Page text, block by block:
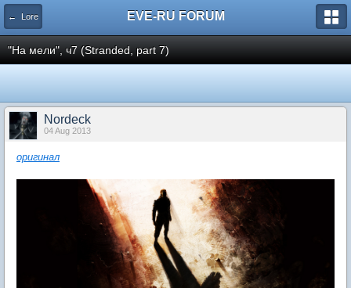
← Lore EVE-RU FORUM
"На мели", ч7 (Stranded, part 7)
Nordeck
04 Aug 2013
оригинал